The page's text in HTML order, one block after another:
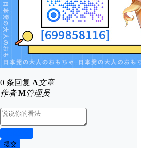
0 条回复 A文章
作者 M管理员
提交